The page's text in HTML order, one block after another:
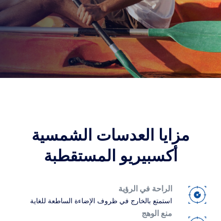
ترانزيشنز عدسة متكيفة مع الضوء
عدسات الشمس رؤية مع أسلوب
حلول الفلترة للعدسات اليومية
تعزيز
مزايا العدسات الشمسية
أكسبيريو المستقطبة
الراحة في الرؤية
استمتع بالخارج في ظروف الإضاءة الساطعة للغاية
منع الوهج